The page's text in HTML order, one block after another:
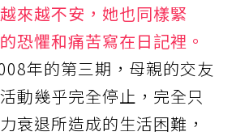
來越不安，她也同樣緊
恐懼和痛苦寫在日記裡。
年的第三期，母親的交友
動幾乎完全停止，完全只
衰退所造成的生活困難，